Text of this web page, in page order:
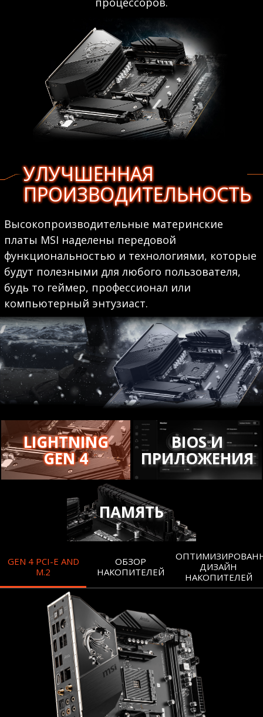
УЛУЧШЕННАЯ
ПРОИЗВОДИТЕЛЬНОСТЬ
Высокопроизводительные материнские
платы MSI наделены передовой
функциональностью и технологиями, которые
будут полезными для любого пользователя,
будь то геймер, профессионал или
компьютерный энтузиаст.
LIGHTNING
GEN 4
BIOS И
ПРИЛОЖЕНИЯ
ПАМЯТЬ
GEN 4 PCI-E AND
M.2
ОБЗОР
НАКОПИТЕЛЕЙ
ДИЗАЙН
НАКОПИТЕЛЕЙ